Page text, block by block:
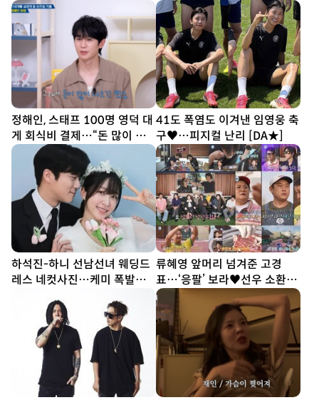
정해인, 스태프 100명 영덕 대
게 회식비 결제…“돈 많이 나
오긴 했다”
41도 폭염도 이겨낸 임영웅 축
구♥…피지컬 난리 [DA★]
하석진-하니 선남선녀 웨딩드
레스 네컷사진…케미 폭발
류혜영 앞머리 넘겨준 고경
표…‘응팔’ 보라♥선우 소환
(나혼산)